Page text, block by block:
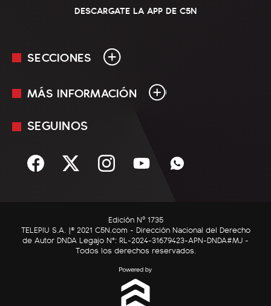
DESCARGATE LA APP DE C5N
SECCIONES
En Vivo
Sociedad
C5N Autos
RatingCero
MÁS INFORMACIÓN
Mediakit
Términos y condiciones
SEGUINOS
Edición Nº 1735
TELEPIU S.A. |© 2021 C5N.com - Dirección Nacional del Derecho
de Autor DNDA Legajo N°: RL-2024-31679423-APN-DNDA#MJ -
Todos los derechos reservados.